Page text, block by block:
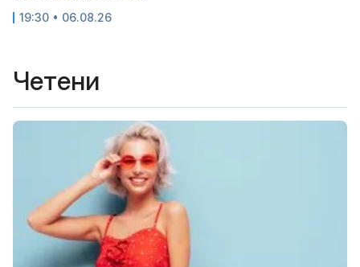
19:30 • 06.08.26
Четени